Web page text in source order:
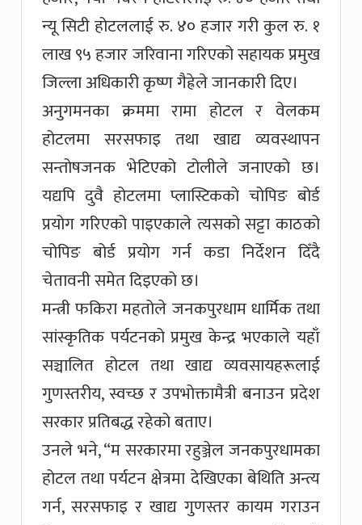
न्यू सिटी होटललाई रु. ४० हजार गरी कुल रु. १
लाख ९५ हजार जरिवाना गरिएको सहायक प्रमुख
जिल्ला अधिकारी कृष्ण गैह्रेले जानकारी दिए।
अनुगमनका क्रममा रामा होटल र वेलकम
होटलमा सरसफाइ तथा खाद्य व्यवस्थापन
सन्तोषजनक भेटिएको टोलीले जनाएको छ।
यद्यपि दुवै होटलमा प्लास्टिकको चोपिङ बोर्ड
प्रयोग गरिएको पाइएकाले त्यसको सट्टा काठको
चोपिङ बोर्ड प्रयोग गर्न कडा निर्देशन दिँदै
चेतावनी समेत दिइएको छ।
मन्त्री फकिरा महतोले जनकपुरधाम धार्मिक तथा
सांस्कृतिक पर्यटनको प्रमुख केन्द्र भएकाले यहाँ
सञ्चालित होटल तथा खाद्य व्यवसायहरूलाई
गुणस्तरीय, स्वच्छ र उपभोक्तामैत्री बनाउन प्रदेश
सरकार प्रतिबद्ध रहेको बताए।
उनले भने, “म सरकारमा रहुञ्जेल जनकपुरधामका
होटल तथा पर्यटन क्षेत्रमा देखिएका बेथिति अन्त्य
गर्न, सरसफाइ र खाद्य गुणस्तर कायम गराउन